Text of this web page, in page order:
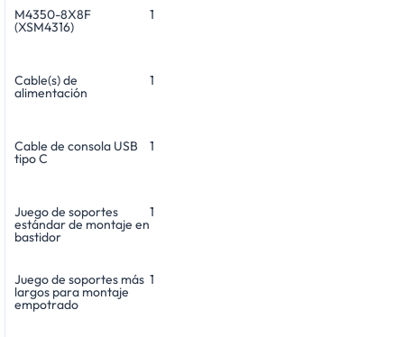
M4350-8X8F
(XSM4316)
1
Cable(s) de
alimentación
1
Cable de consola USB
tipo C
1
Juego de soportes
estándar de montaje en
bastidor
1
Juego de soportes más
largos para montaje
empotrado
1